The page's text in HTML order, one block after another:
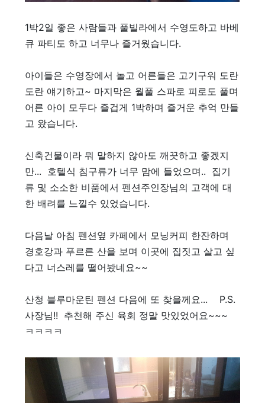
1박2일 좋은 사람들과 풀빌라에서 수영도하고 바베
큐 파티도 하고 너무나 즐거웠습니다.
아이들은 수영장에서 놀고 어른들은 고기구워 도란
도란 얘기하고~ 마지막은 월풀 스파로 피로도 풀며
어른 아이 모두다 즐겁게 1박하며 즐거운 추억 만들
고 왔습니다.
신축건물이라 뭐 말하지 않아도 깨끗하고 좋겠지
만... 호텔식 침구류가 너무 맘에 들었으며.. 집기
류 및 소소한 비품에서 펜션주인장님의 고객에 대
한 배려를 느낄수 있었습니다.
다음날 아침 펜션옆 카페에서 모닝커피 한잔하며
경호강과 푸르른 산을 보며 이곳에 집짓고 살고 싶
다고 너스레를 떨어봤네요~~
산청 블루마운틴 펜션 다음에 또 찾을께요... P.S.
사장님!! 추천해 주신 육회 정말 맛있었어요~~~
ㅋㅋㅋㅋ